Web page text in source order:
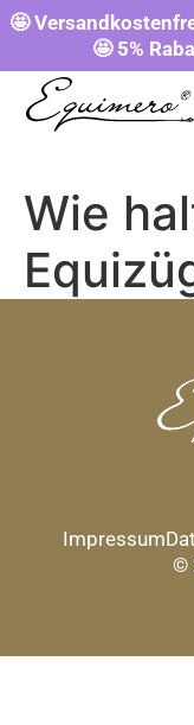
🤩
🤩 5%
Wie
Impressum
©